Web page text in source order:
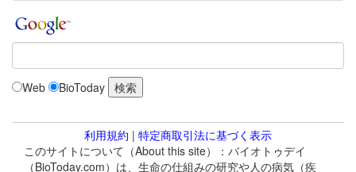
Web BioToday
利用規約 | 特定商取引法に基づく表示
このサイトについて（About this site）：バイオトゥデイ
（BioToday.com）は、生命の仕組みの研究や人の病気（疾